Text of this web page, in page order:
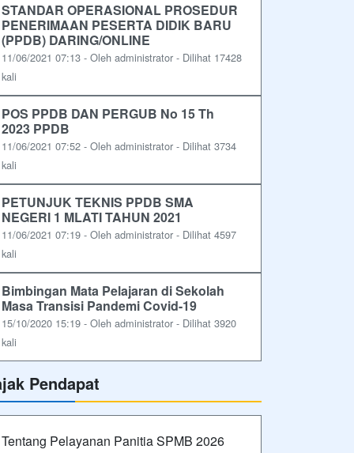
STANDAR OPERASIONAL PROSEDUR
PENERIMAAN PESERTA DIDIK BARU
(PPDB) DARING/ONLINE
11/06/2021 07:13 - Oleh administrator - Dilihat 17428
kali
POS PPDB DAN PERGUB No 15 Th
2023 PPDB
11/06/2021 07:52 - Oleh administrator - Dilihat 3734
kali
PETUNJUK TEKNIS PPDB SMA
NEGERI 1 MLATI TAHUN 2021
11/06/2021 07:19 - Oleh administrator - Dilihat 4597
kali
Bimbingan Mata Pelajaran di Sekolah
Masa Transisi Pandemi Covid-19
15/10/2020 15:19 - Oleh administrator - Dilihat 3920
kali
Pendapat
Tentang Pelayanan Panitia SPMB 2026